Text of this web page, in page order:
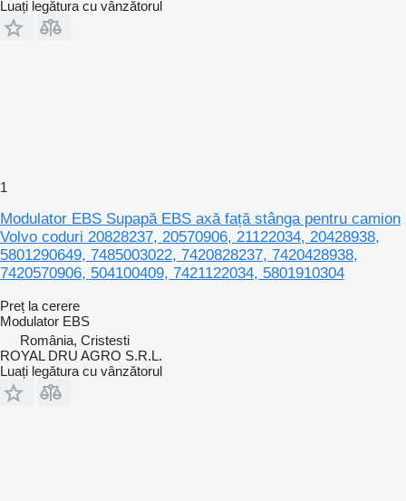
Luați legătura cu vânzătorul
1
Modulator EBS Supapă EBS axă față stânga pentru camion
Volvo coduri 20828237, 20570906, 21122034, 20428938,
5801290649, 7485003022, 7420828237, 7420428938,
7420570906, 504100409, 7421122034, 5801910304
Preț la cerere
Modulator EBS
România, Cristesti
ROYAL DRU AGRO S.R.L.
Luați legătura cu vânzătorul